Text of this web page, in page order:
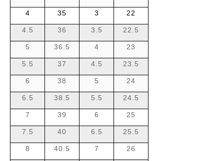
4 35 3 22
4.5 36 3.5 22.5
5 36.5 4 23
5.5 37 4.5 23.5
6 38 5 24
6.5 38.5 5.5 24.5
7 39 6 25
7.5 40 6.5 25.5
8 40.5 7 26